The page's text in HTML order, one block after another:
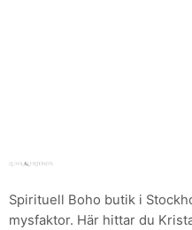
Spirituell Boho butik i
mysfaktor. Här hittar du